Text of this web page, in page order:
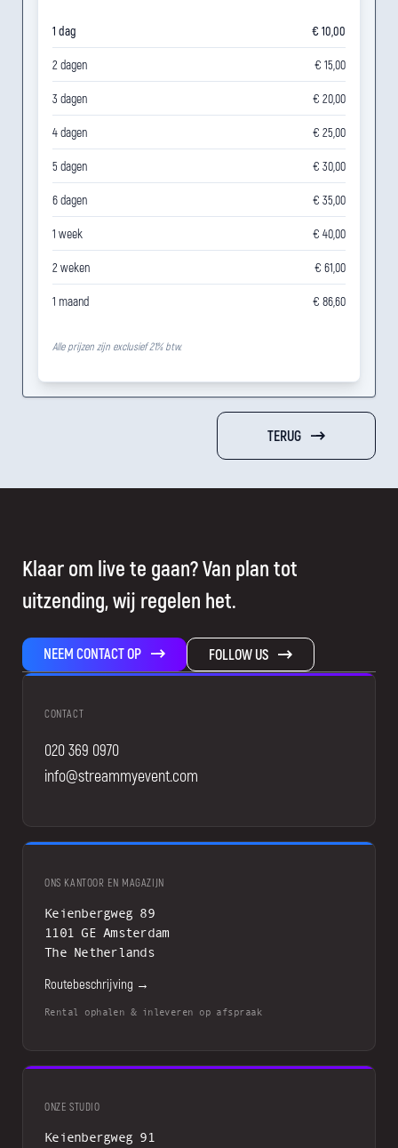
1 dag € 10,00
2 dagen € 15,00
3 dagen € 20,00
4 dagen € 25,00
5 dagen € 30,00
6 dagen € 35,00
1 week € 40,00
2 weken € 61,00
1 maand € 86,60
Alle prijzen zijn exclusief 21% btw.
TERUG
Klaar om live te gaan? Van plan tot
uitzending, wij regelen het.
NEEM CONTACT OP FOLLOW US
CONTACT
020 369 0970
info@streammyevent.com
ONS KANTOOR EN MAGAZIJN
Keienbergweg 89
1101 GE Amsterdam
The Netherlands
Routebeschrijving →
Rental ophalen & inleveren op afspraak
ONZE STUDIO
Keienbergweg 91